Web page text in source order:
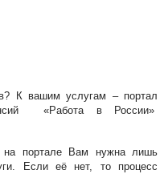
К вашим услугам – портал
«Работа в России»
портале Вам нужна лишь
Если её нет, то процесс